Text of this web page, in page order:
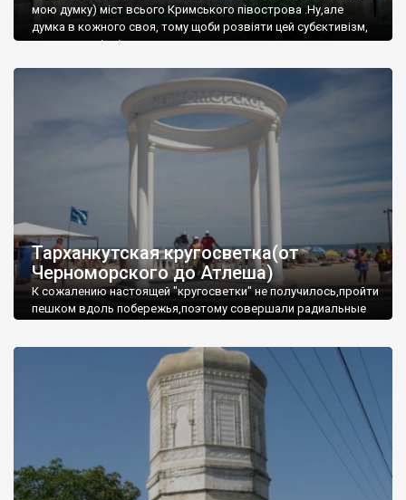
мою думку) міст всього Кримського півострова .Ну,але
думка в кожного своя, тому щоби розвіяти цей субєктивізм,
запрошую відвідати це
Тарханкутская кругосветка(от
Черноморского до Атлеша)
К сожалению настоящей "кругосветки" не получилось,пройти
пешком вдоль побережья,поэтому совершали радиальные